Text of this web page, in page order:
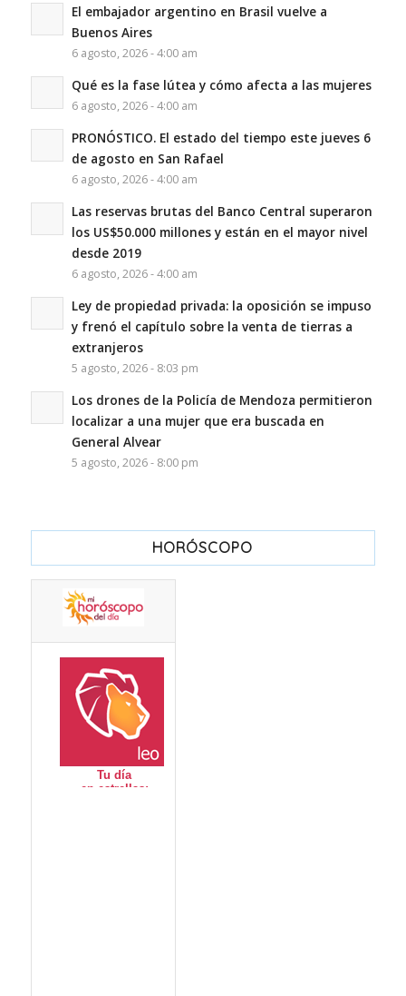
El embajador argentino en Brasil vuelve a
Buenos Aires
6 agosto, 2026 - 4:00 am
Qué es la fase lútea y cómo afecta a las mujeres
6 agosto, 2026 - 4:00 am
PRONÓSTICO. El estado del tiempo este jueves 6
de agosto en San Rafael
6 agosto, 2026 - 4:00 am
Las reservas brutas del Banco Central superaron
los US$50.000 millones y están en el mayor nivel
desde 2019
6 agosto, 2026 - 4:00 am
Ley de propiedad privada: la oposición se impuso
y frenó el capítulo sobre la venta de tierras a
extranjeros
5 agosto, 2026 - 8:03 pm
Los drones de la Policía de Mendoza permitieron
localizar a una mujer que era buscada en
General Alvear
5 agosto, 2026 - 8:00 pm
HORÓSCOPO